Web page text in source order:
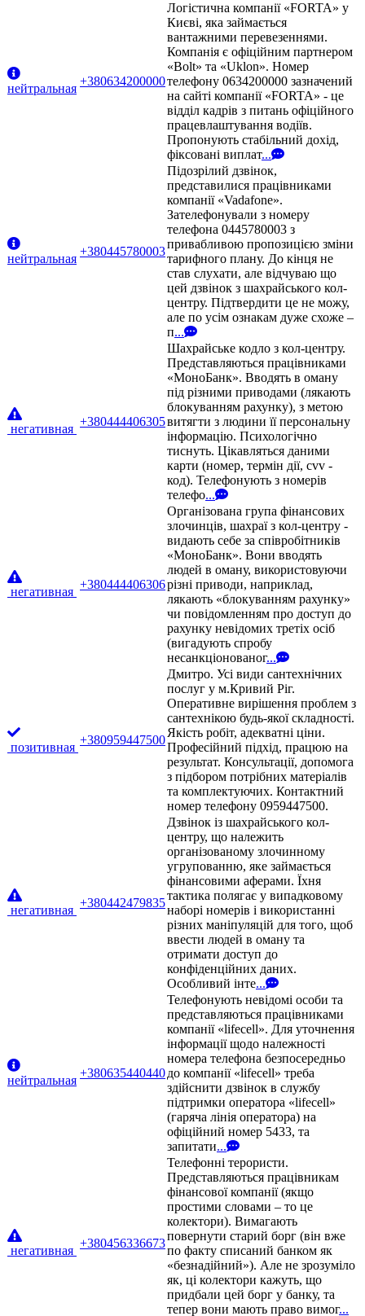
нейтральная
+380634200000
Логістична компанії «FORTA» у
Києві, яка займається
вантажними перевезеннями.
Компанія є офіційним партнером
«Bolt» та «Uklon». Номер
телефону 0634200000 зазначений
на сайті компанії «FORTA» - це
відділ кадрів з питань офіційного
працевлаштування водіїв.
Пропонують стабільний дохід,
фіксовані виплат...
нейтральная
+380445780003
Підозрілий дзвінок,
представилися працівниками
компанії «Vadafone».
Зателефонували з номеру
телефона 0445780003 з
привабливою пропозицією зміни
тарифного плану. До кінця не
став слухати, але відчуваю що
цей дзвінок з шахрайського кол-
центру. Підтвердити це не можу,
але по усім ознакам дуже схоже –
п...
негативная
+380444406305
Шахрайське кодло з кол-центру.
Представляються працівниками
«МоноБанк». Вводять в оману
під різними приводами (лякають
блокуванням рахунку), з метою
витягти з людини її персональну
інформацію. Психологічно
тиснуть. Цікавляться даними
карти (номер, термін дії, cvv -
код). Телефонують з номерів
телефо...
негативная
+380444406306
Організована група фінансових
злочинців, шахраї з кол-центру -
видають себе за співробітників
«МоноБанк». Вони вводять
людей в оману, використовуючи
різні приводи, наприклад,
лякають «блокуванням рахунку»
чи повідомленням про доступ до
рахунку невідомих третіх осіб
(вигадують спробу
несанкціонованог...
позитивная
+380959447500
Дмитро. Усі види сантехнічних
послуг у м.Кривий Ріг.
Оперативне вирішення проблем з
сантехнікою будь-якої складності.
Якість робіт, адекватні ціни.
Професійний підхід, працюю на
результат. Консультації, допомога
з підбором потрібних матеріалів
та комплектуючих. Контактний
номер телефону 0959447500.
негативная
+380442479835
Дзвінок із шахрайського кол-
центру, що належить
організованому злочинному
угрупованню, яке займається
фінансовими аферами. Їхня
тактика полягає у випадковому
наборі номерів і використанні
різних маніпуляцій для того, щоб
ввести людей в оману та
отримати доступ до
конфіденційних даних.
Особливий інте...
нейтральная
+380635440440
Телефонують невідомі особи та
представляються працівниками
компанії «lifecell». Для уточнення
інформації щодо належності
номера телефона безпосередньо
до компанії «lifecell» треба
здійснити дзвінок в службу
підтримки оператора «lifecell»
(гаряча лінія оператора) на
офіційний номер 5433, та
запитати...
негативная
+380456336673
Телефонні терористи.
Представляються працівникам
фінансової компанії (якщо
простими словами – то це
колектори). Вимагають
повернути старий борг (він вже
по факту списаний банком як
«безнадійний»). Але не зрозуміло
як, ці колектори кажуть, що
придбали цей борг у банку, та
тепер вони мають право вимог...